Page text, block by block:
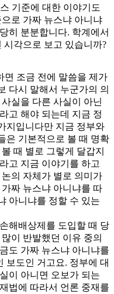
기준에 대한 이야기도
로 가짜 뉴스냐 아니냐
히 분분합니다. 학계에서
시각으로 보고 있습니까?
면 조금 전에 말씀을 제가
다시 말해서 누군가의 의
사실을 다른 사실이 아닌
고 해야 되는데 지금 정
지입니다만 지금 정부와
은 기본적으로 볼 때 명확
때 별로 그렇게 달갑지
고 지금 이야기를 하고
의 자체가 별로 의미가
짜 뉴스냐 아니냐를 따
아니냐를 정할 수 있는
해배상제를 도입할 때 당
이 반발했던 이유 중의
도 가짜 뉴스냐 아니냐를
보도인 거고요. 정부에 대
이 아니면 오보가 되는
법에 따라서 언론 중재를